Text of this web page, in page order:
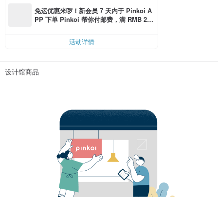
免运优惠来啰！新会员 7 天内于 Pinkoi A
PP 下单 Pinkoi 帮你付邮费，满 RMB 25
活动详情
设计馆商品